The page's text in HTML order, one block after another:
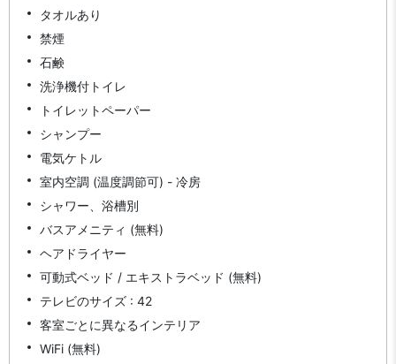
タオルあり
禁煙
石鹸
洗浄機付トイレ
トイレットペーパー
シャンプー
電気ケトル
室内空調 (温度調節可) - 冷房
シャワー、浴槽別
バスアメニティ (無料)
ヘアドライヤー
可動式ベッド / エキストラベッド (無料)
テレビのサイズ : 42
客室ごとに異なるインテリア
WiFi (無料)